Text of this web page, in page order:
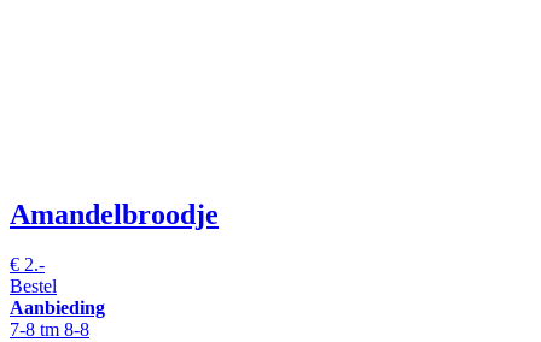
Amandelbroodje
€ 2.-
Bestel
Aanbieding
7-8 tm 8-8